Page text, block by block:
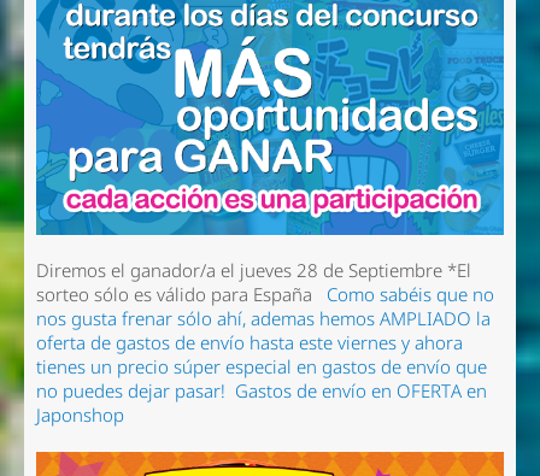
Diremos el ganador/a el jueves 28 de Septiembre *El
sorteo sólo es válido para España
Como sabéis que no
nos gusta frenar sólo ahí, ademas hemos AMPLIADO la
oferta de gastos de envío hasta este viernes y ahora
tienes un precio súper especial en gastos de envío que
no puedes dejar pasar! Gastos de envío en OFERTA en
Japonshop